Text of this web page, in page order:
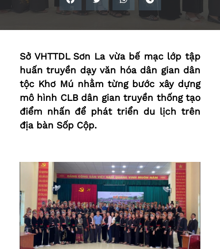
Sở VHTTDL Sơn La vừa bế mạc lớp tập
huấn truyền dạy văn hóa dân gian dân
tộc Khơ Mú nhằm từng bước xây dựng
mô hình CLB dân gian truyền thống tạo
điểm nhấn để phát triển du lịch trên
địa bàn Sốp Cộp.